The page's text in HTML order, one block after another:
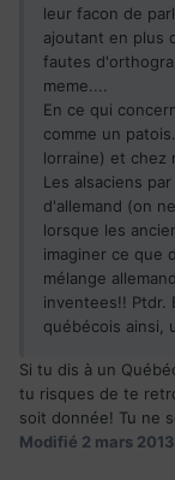
leur facon de
ajoutant en plus
fautes
meme....
En ce qui
comme un
lorraine) et chez
Les alsaciens
d'allemand (on
lorsque les
imaginer ce que
mélange
inventees!! Ptdr.
québécois ainsi,
Si tu dis à un
tu risques de te
soit donnée! Tu ne
Modifié 2 mars 2013